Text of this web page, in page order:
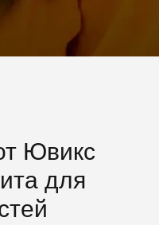
Ювикс
для